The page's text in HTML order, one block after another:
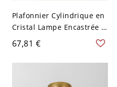
Plafonnier Cylindrique en
Cristal Lampe Encastrée à
1-Ampoule Style
Contemporain avec
Auvent Rond pour Couloir
67,81 €